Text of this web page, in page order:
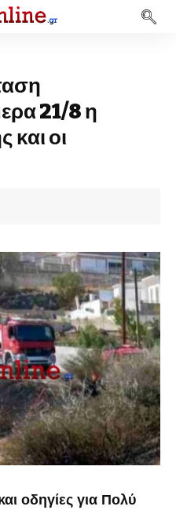
21/8 η
και οι
οδηγίες για Πολύ